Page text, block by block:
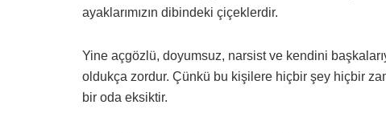
ayaklarımızın dibindeki çiçeklerdir.
Yine açgözlü, doyumsuz, narsist ve kendini
oldukça zordur. Çünkü bu kişilere hiçbir şey hiçbir
bir oda eksiktir.